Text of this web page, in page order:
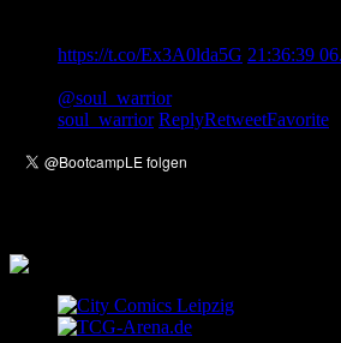
https://t.co/Ex3A0lda5G 21:36:39
@soul_warriorberichtet von seinem
soul_warrior ReplyRetweetFavorite